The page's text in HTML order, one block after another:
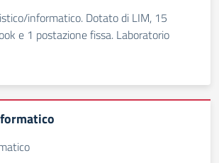
informatico. Dotato di LIM, 15
e 1 postazione fissa. Laboratorio